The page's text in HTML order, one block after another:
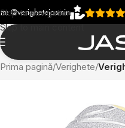
Skip to navigation
Skip to main content
Prima pagină Verighete